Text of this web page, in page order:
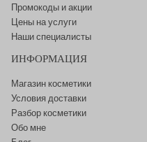
Промокоды и акции
Цены на услуги
Наши специалисты
ИНФОРМАЦИЯ
Магазин косметики
Условия доставки
Разбор косметики
Обо мне